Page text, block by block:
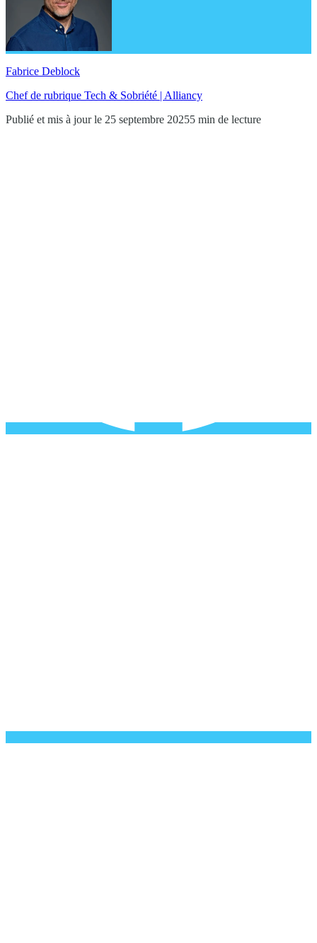
Fabrice Deblock
Chef de rubrique Tech & Sobriété | Alliancy
Publié et mis à jour le 25 septembre 20255 min de lecture